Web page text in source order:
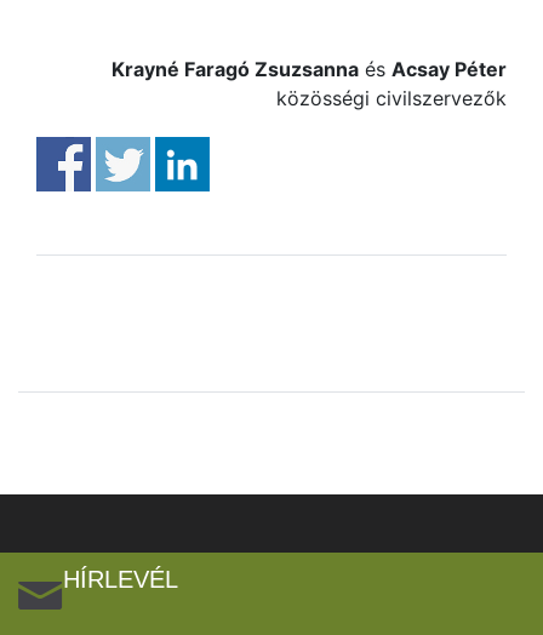
Krayné Faragó Zsuzsanna és Acsay Péter
közösségi civilszervezők
HÍRLEVÉL